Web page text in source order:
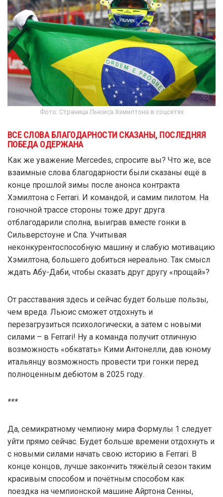
Фото: Страница Льюиса Хэмилтона в соцсетях
ВСЕ СЛОВА БЛАГОДАРНОСТИ СКАЗАНЫ, ПОСЛЕДНЯЯ
ПОБЕДА ОДЕРЖАНА
Как же уважение Mercedes, спросите вы? Что же, все
взаимные слова благодарности были сказаны ещё в
конце прошлой зимы после анонса контракта
Хэмилтона с Ferrari. И командой, и самим пилотом. На
гоночной трассе стороны тоже друг друга
отблагодарили сполна, выиграв вместе гонки в
Сильверстоуне и Спа. Учитывая
неконкурентоспособную машину и слабую мотивацию
Хэмилтона, большего добиться нереально. Так смысл
ждать Абу-Даби, чтобы сказать друг другу «прощай»?
От расставания здесь и сейчас будет больше пользы,
чем вреда. Льюис сможет отдохнуть и
перезагрузиться психологически, а затем с новыми
силами – в Ferrari! Ну а команда получит отличную
возможность «обкатать» Кими Антонелли, дав юному
итальянцу возможность провести три гонки перед
полноценным дебютом в 2025 году.
***
Да, семикратному чемпиону мира Формулы 1 следует
уйти прямо сейчас. Будет больше времени отдохнуть и
с новыми силами начать свою историю в Ferrari. В
конце концов, лучше закончить тяжёлый сезон таким
красивым способом и почётным способом как
поездка на чемпионской машине Айртона Сенны,